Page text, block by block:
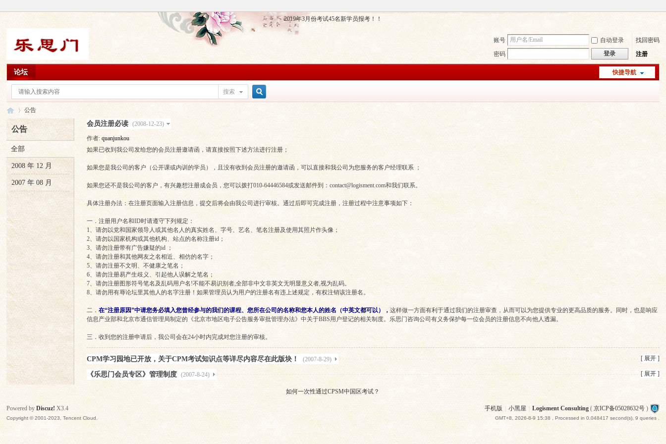
2019年3月份考试45名新学员报考！！
账号 自动登录
找回密码
密码
登录 注册
快捷导航
论坛
搜索
索
乐
思
门
›
公告
会员注册必读 (2008-12-23)
作者:quanjunkou
如果已收到我公司发给您的会员注册邀请函，请直接按照下述方法进行注册；
如果您是我公司的客户（公开课或内训的学员），且没有收到会员注册的邀请函，可以直接和我公司为您服务的客户经理联系 ；
如果您还不是我公司的客户，有兴趣想注册成会员，您可以拨打010-64446584或发送邮件到：contact@logisment.com和我们联系。
具体注册办法：在注册页面输入注册信息，提交后将会由我公司进行审核。通过后即可完成注册，注册过程中注意事项如下：
一．注册用户名和ID时请遵守下列规定：
1、请勿以党和国家领导人或其他名人的真实姓名、字号、艺名、笔名注册及使用其照片作头像；
2、请勿以国家机构或其他机构、站点的名称注册id；
3、请勿注册带有广告嫌疑的id ；
4、请勿注册和其他网友之名相近、相仿的名字；
5、请勿注册不文明、不健康之笔名；
6、请勿注册易产生歧义、引起他人误解之笔名；
7、请勿注册图形符号笔名及乱码用户名!不能不易识别者,全部非中文非英文无明显意义者,视为乱码。
8、请勿用有辱论坛里其他人的名字注册！如果管理员认为用户的注册名有违上述规定，有权注销该注册名。
二．在“注册原因”中请您务必填入您曾经参与的我们的课程、您所在公司的名称和您本人的姓名（中英文都可以），这样做一方面有利于通过我们的注册审查，从而可以为您提供专业的更高品质的服务。同时，也是响应
信息产业部和北京市通信管理局制定的《北京市地区电子公告服务审批管理办法》中关于BBS用户登记的相关制度。乐思门咨询公司有义务保护每一位会员的注册信息不向他人透漏。
三．收到您的注册申请后，我公司会在24小时内完成对您注册的审核。
CPM学习园地已开放，关于CPM考试知识点等详尽内容尽在此版块！ (2007-8-29) [ 展开 ]
《乐思门会员专区》管理制度 (2007-8-24) [ 展开 ]
公告
全部
2008 年 12 月
2007 年 08 月
如何一次性通过CPSM中国区考试？
手机版 小黑屋 Logisment Consulting(京ICP备05028632号)
GMT+8, 2026-8-9 15:38, Processed in 0.048417 second(s), 9 queries .
Powered byDiscuz! X3.4
Copyright © 2001-2023, Tencent Cloud.